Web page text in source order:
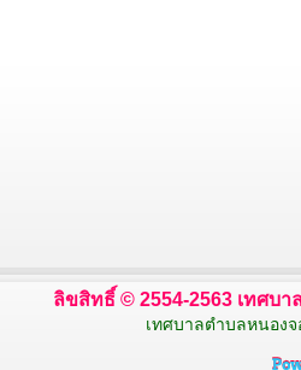
ลิขสิทธิ์ © 2554-2563 เทศบ
เทศบาลตำบลหนองจ